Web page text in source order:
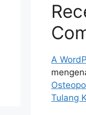
A
Tulang